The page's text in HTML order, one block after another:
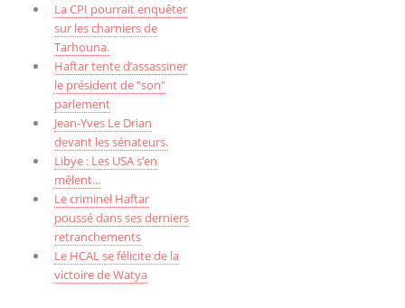
La CPI pourrait enquêter
sur les charniers de
Tarhouna.
Haftar tente d’assassiner
le président de "son"
parlement
Jean-Yves Le Drian
devant les sénateurs.
Libye : Les USA s’en
mêlent...
Le criminel Haftar
poussé dans ses derniers
retranchements
Le HCAL se félicite de la
victoire de Watya